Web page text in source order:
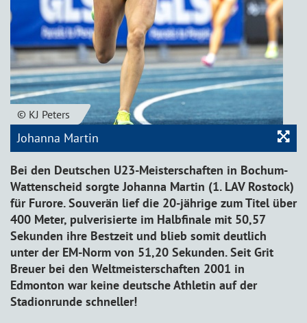
© KJ Peters
Johanna Martin
Bei den Deutschen U23-Meisterschaften in Bochum-
Wattenscheid sorgte Johanna Martin (1. LAV Rostock)
für Furore. Souverän lief die 20-jährige zum Titel über
400 Meter, pulverisierte im Halbfinale mit 50,57
Sekunden ihre Bestzeit und blieb somit deutlich
unter der EM-Norm von 51,20 Sekunden. Seit Grit
Breuer bei den Weltmeisterschaften 2001 in
Edmonton war keine deutsche Athletin auf der
Stadionrunde schneller!